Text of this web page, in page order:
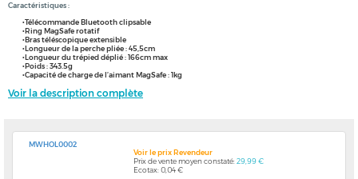
Caractéristiques :
•Télécommande Bluetooth clipsable
•Ring MagSafe rotatif
•Bras téléscopique extensible
•Longueur de la perche pliée : 45,5cm
•Longueur du trépied déplié : 166cm max
•Poids : 343.5g
•Capacité de charge de l’aimant MagSafe : 1kg
Voir la description complète
MWHOL0002
Voir le prix Revendeur
Prix de vente moyen constaté:29,99 €
Ecotax: 0,04 €